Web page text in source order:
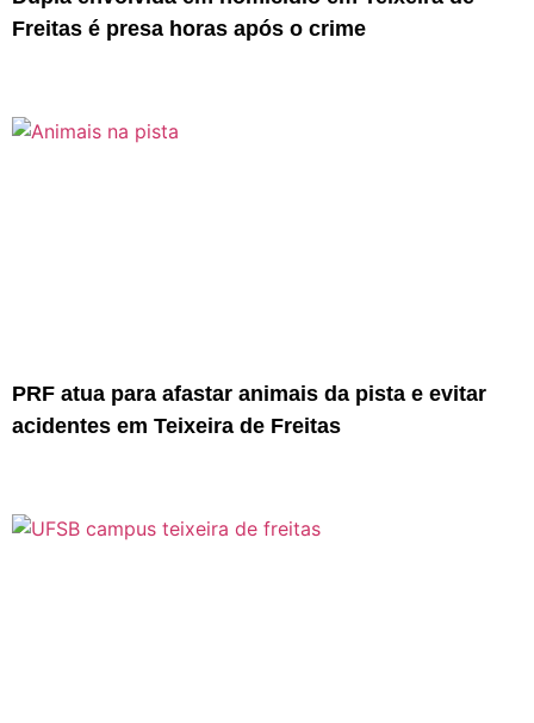
Freitas é presa horas após o crime
PRF atua para afastar animais da pista e evitar
acidentes em Teixeira de Freitas